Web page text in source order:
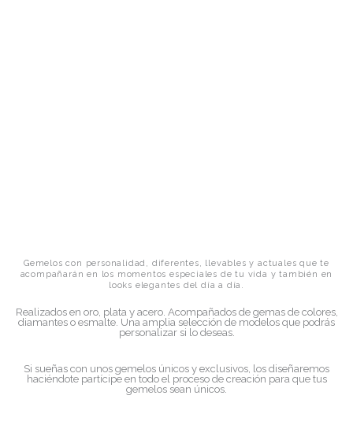
Gemelos con personalidad, diferentes, llevables y actuales que te
acompañarán en los momentos especiales de tu vida y también en
looks elegantes del día a día.
Realizados en oro, plata y acero. Acompañados de gemas de colores,
diamantes o esmalte. Una amplia selección de modelos que podrás
personalizar si lo deseas.
Si sueñas con unos gemelos únicos y exclusivos, los diseñaremos
haciéndote partícipe en todo el proceso de creación para que tus
gemelos sean únicos.